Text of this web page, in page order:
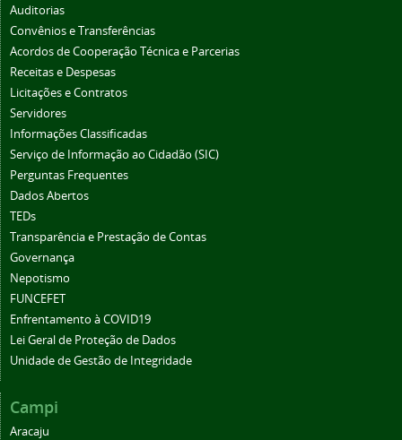
Auditorias
Convênios e Transferências
Acordos de Cooperação Técnica e Parcerias
Receitas e Despesas
Licitações e Contratos
Servidores
Informações Classificadas
Serviço de Informação ao Cidadão (SIC)
Perguntas Frequentes
Dados Abertos
TEDs
Transparência e Prestação de Contas
Governança
Nepotismo
FUNCEFET
Enfrentamento à COVID19
Lei Geral de Proteção de Dados
Unidade de Gestão de Integridade
Campi
Aracaju